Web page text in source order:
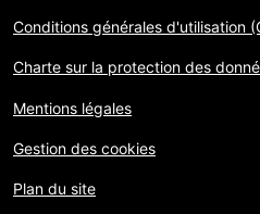
Conditions générales d'utilisation
Charte sur la protection des
Mentions légales
Gestion des cookies
Plan du site